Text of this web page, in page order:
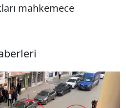
mahkemece
Sesi Aç